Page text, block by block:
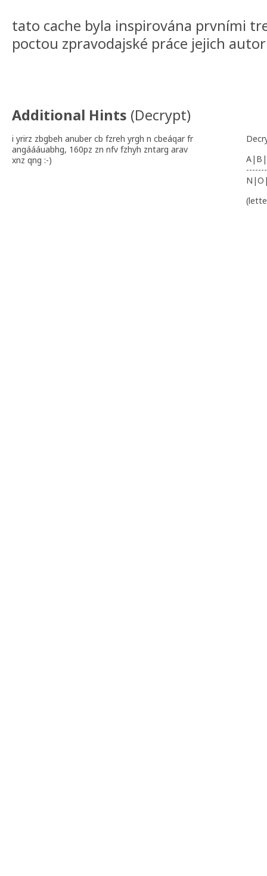
tato cache byla inspirována prvními
poctou zpravodajské práce jejich
Additional Hints (Decrypt)
i yrirz zbgbeh anuber cb fzreh yrgh n cbeáqar fr
angáááuabhg, 160pz zn nfv fzhyh zntarg arav
xnz qng :-)